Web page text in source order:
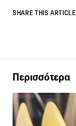
SHARE THIS ARTICLE
Περισσότερα